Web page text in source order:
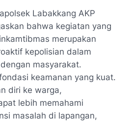
Labakkang AKP
bahwa kegiatan yang
merupakan
kepolisian dalam
masyarakat.
keamanan yang kuat.
diri ke warga,
lebih memahami
masalah di lapangan,